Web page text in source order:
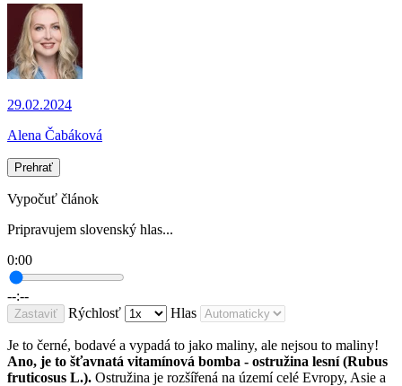
29.02.2024
Alena Čabáková
Prehrať
Vypočuť článok
Pripravujem slovenský hlas...
0:00
--:--
Zastaviť Rýchlosť Hlas
Je to černé, bodavé a vypadá to jako maliny, ale nejsou to maliny!
Ano, je to šťavnatá vitamínová bomba - ostružina lesní (Rubus
fruticosus L.). Ostružina je rozšířená na území celé Evropy, Asie a